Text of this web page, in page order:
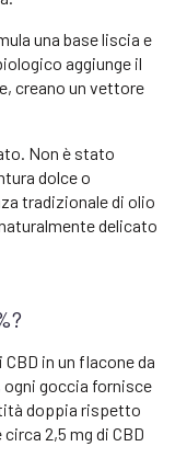
una base liscia e
aggiunge il
creano un vettore
Non è stato
dolce o
tradizionale di olio
delicato
CBD in un flacone da
ogni goccia fornisce
doppia rispetto
2,5 mg di CBD